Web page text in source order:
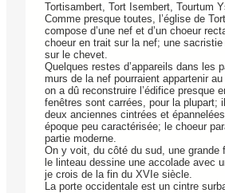
Tortisambert, Tort Isembert, Tourtum
Comme presque toutes, l’église de
compose d’une nef et d’un choeur
choeur en trait sur la nef; une sacristie
sur le chevet.
Quelques restes d’appareils dans les
murs de la nef pourraient appartenir
on a dû reconstruire l’édifice presque
fenêtres sont carrées, pour la plupart;
deux anciennes cintrées et
époque peu caractérisée; le choeur
partie moderne.
On y voit, du côté du sud, une grande
le linteau dessine une accolade avec
je crois de la fin du XVIe siècle.
La porte occidentale est un cintre